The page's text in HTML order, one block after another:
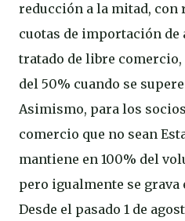
reducción a la mitad, con
cuotas de importación de
tratado de libre
del 50% cuando se
Asimismo, para los
comercio que no sean
mantiene en 100% del
pero igualmente se grava
Desde el pasado 1 de